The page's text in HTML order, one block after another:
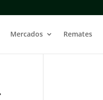
Mercados Remates